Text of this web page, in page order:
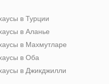
в Турции
в Аланье
в Махмутларе
в Оба
в Джикджилли